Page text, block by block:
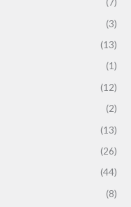
(3)
(13)
(1)
(12)
(2)
(13)
(26)
(44)
(8)